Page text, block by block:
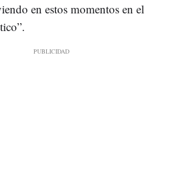
en estos momentos en el